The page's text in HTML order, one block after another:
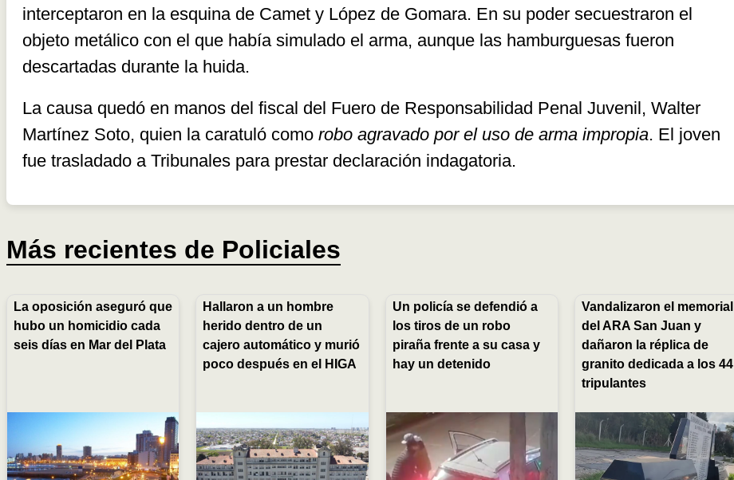
interceptaron en la esquina de Camet y López de Gomara. En su poder secuestraron el
objeto metálico con el que había simulado el arma, aunque las hamburguesas fueron
descartadas durante la huida.
La causa quedó en manos del fiscal del Fuero de Responsabilidad Penal Juvenil, Walter
Martínez Soto, quien la caratuló como robo agravado por el uso de arma impropia. El joven
fue trasladado a Tribunales para prestar declaración indagatoria.
Más recientes de Policiales
La oposición aseguró que
hubo un homicidio cada
seis días en Mar del Plata
Hallaron a un hombre
herido dentro de un
cajero automático y murió
poco después en el HIGA
Un policía se defendió a
los tiros de un robo
piraña frente a su casa y
hay un detenido
Vandalizaron el memorial
del ARA San Juan y
dañaron la réplica de
granito dedicada a los 44
tripulantes